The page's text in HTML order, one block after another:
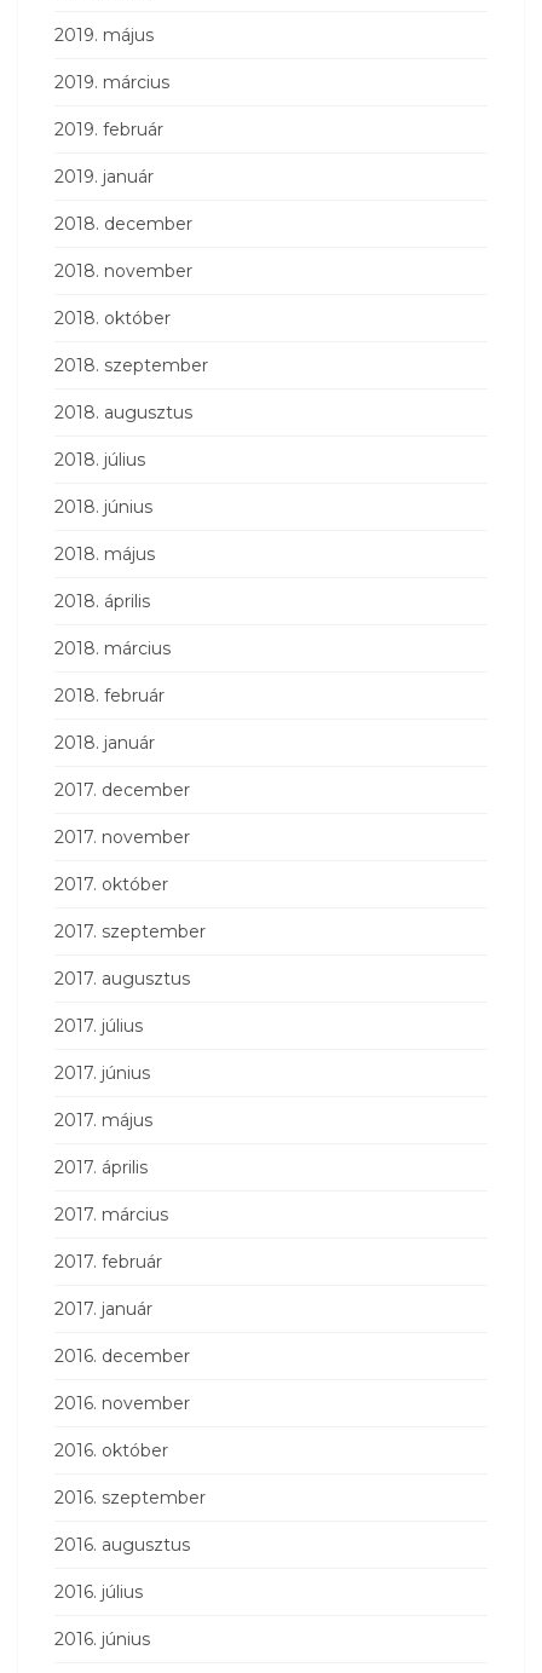
2019. május
2019. március
2019. február
2019. január
2018. december
2018. november
2018. október
2018. szeptember
2018. augusztus
2018. július
2018. június
2018. május
2018. április
2018. március
2018. február
2018. január
2017. december
2017. november
2017. október
2017. szeptember
2017. augusztus
2017. július
2017. június
2017. május
2017. április
2017. március
2017. február
2017. január
2016. december
2016. november
2016. október
2016. szeptember
2016. augusztus
2016. július
2016. június